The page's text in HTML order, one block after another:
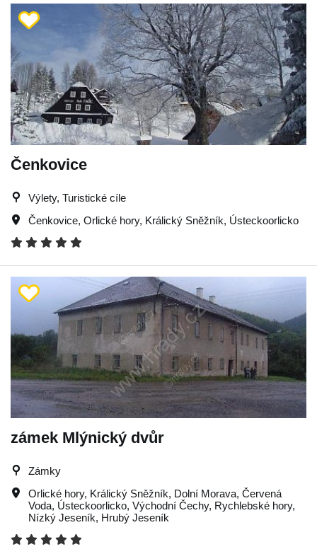
Čenkovice
Výlety, Turistické cíle
Čenkovice, Orlické hory, Králický Sněžník, Ústeckoorlicko
zámek Mlýnický dvůr
Zámky
Orlické hory, Králický Sněžník, Dolní Morava, Červená
Voda, Ústeckoorlicko, Východní Čechy, Rychlebské hory,
Nízký Jeseník, Hrubý Jeseník